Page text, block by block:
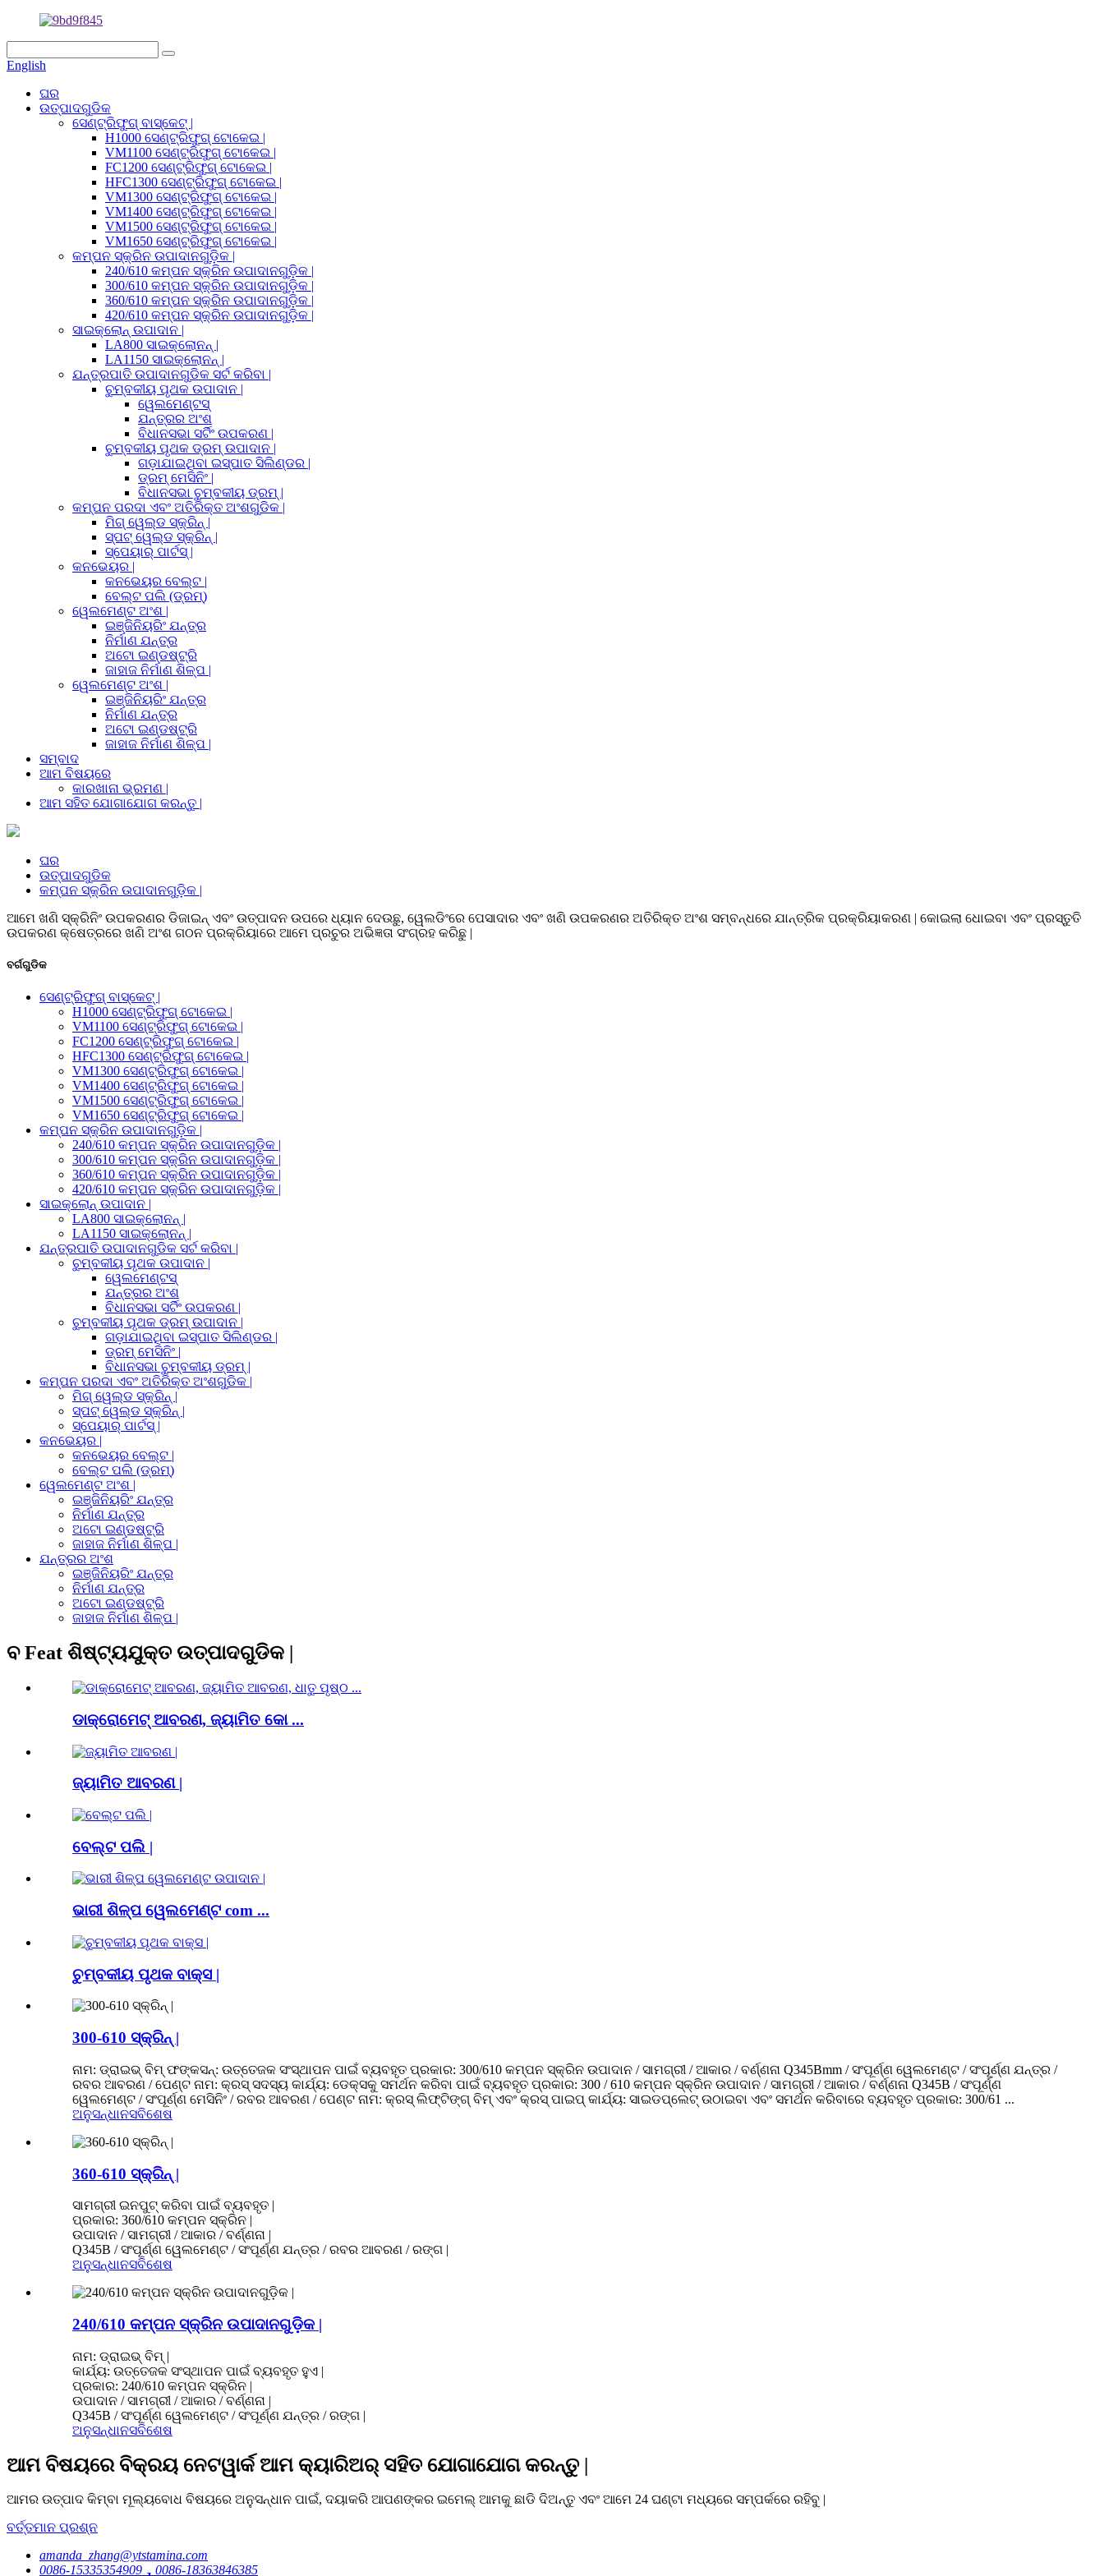
English
ଘର
ଉତ୍ପାଦଗୁଡିକ
ସେଣ୍ଟ୍ରିଫୁଗ୍ ବାସ୍କେଟ୍ |
H1000 ସେଣ୍ଟ୍ରିଫୁଗ୍ ଟୋକେଇ |
VM1100 ସେଣ୍ଟ୍ରିଫୁଗ୍ ଟୋକେଇ |
FC1200 ସେଣ୍ଟ୍ରିଫୁଗ୍ ଟୋକେଇ |
HFC1300 ସେଣ୍ଟ୍ରିଫୁଗ୍ ଟୋକେଇ |
VM1300 ସେଣ୍ଟ୍ରିଫୁଗ୍ ଟୋକେଇ |
VM1400 ସେଣ୍ଟ୍ରିଫୁଗ୍ ଟୋକେଇ |
VM1500 ସେଣ୍ଟ୍ରିଫୁଗ୍ ଟୋକେଇ |
VM1650 ସେଣ୍ଟ୍ରିଫୁଗ୍ ଟୋକେଇ |
କମ୍ପନ ସ୍କ୍ରିନ ଉପାଦାନଗୁଡ଼ିକ |
240/610 କମ୍ପନ ସ୍କ୍ରିନ ଉପାଦାନଗୁଡ଼ିକ |
300/610 କମ୍ପନ ସ୍କ୍ରିନ ଉପାଦାନଗୁଡ଼ିକ |
360/610 କମ୍ପନ ସ୍କ୍ରିନ ଉପାଦାନଗୁଡ଼ିକ |
420/610 କମ୍ପନ ସ୍କ୍ରିନ ଉପାଦାନଗୁଡ଼ିକ |
ସାଇକ୍ଲୋନ୍ ଉପାଦାନ |
LA800 ସାଇକ୍ଲୋନନ୍ |
LA1150 ସାଇକ୍ଲୋନନ୍ |
ଯନ୍ତ୍ରପାତି ଉପାଦାନଗୁଡିକ ସର୍ଟ କରିବା |
ଚୁମ୍ବକୀୟ ପୃଥକ ଉପାଦାନ |
ୱେଲମେଣ୍ଟସ୍
ଯନ୍ତ୍ରର ଅଂଶ
ବିଧାନସଭା ସର୍ଟିଂ ଉପକରଣ |
ଚୁମ୍ବକୀୟ ପୃଥକ ଡ୍ରମ୍ ଉପାଦାନ |
ଗଡ଼ାଯାଇଥିବା ଇସ୍ପାତ ସିଲିଣ୍ଡର |
ଡ୍ରମ୍ ମେସିନିଂ |
ବିଧାନସଭା ଚୁମ୍ବକୀୟ ଡ୍ରମ୍ |
କମ୍ପନ ପରଦା ଏବଂ ଅତିରିକ୍ତ ଅଂଶଗୁଡିକ |
ମିଗ୍ ୱେଲ୍ଡ ସ୍କ୍ରିନ୍ |
ସ୍ପଟ୍ ୱେଲ୍ଡ ସ୍କ୍ରିନ୍ |
ସ୍ପେୟାର୍ ପାର୍ଟସ୍ |
କନଭେୟର |
କନଭେୟର ବେଲ୍ଟ |
ବେଲ୍ଟ ପଲି (ଡ୍ରମ୍)
ୱେଲମେଣ୍ଟ ଅଂଶ |
ଇଞ୍ଜିନିୟରିଂ ଯନ୍ତ୍ର
ନିର୍ମାଣ ଯନ୍ତ୍ର
ଅଟୋ ଇଣ୍ଡଷ୍ଟ୍ରି
ଜାହାଜ ନିର୍ମାଣ ଶିଳ୍ପ |
ୱେଲମେଣ୍ଟ ଅଂଶ |
ଇଞ୍ଜିନିୟରିଂ ଯନ୍ତ୍ର
ନିର୍ମାଣ ଯନ୍ତ୍ର
ଅଟୋ ଇଣ୍ଡଷ୍ଟ୍ରି
ଜାହାଜ ନିର୍ମାଣ ଶିଳ୍ପ |
ସମ୍ବାଦ
ଆମ ବିଷୟରେ
କାରଖାନା ଭ୍ରମଣ |
ଆମ ସହିତ ଯୋଗାଯୋଗ କରନ୍ତୁ |
ଘର
ଉତ୍ପାଦଗୁଡିକ
କମ୍ପନ ସ୍କ୍ରିନ ଉପାଦାନଗୁଡ଼ିକ |
ଆମେ ଖଣି ସ୍କ୍ରିନିଂ ଉପକରଣର ଡିଜାଇନ୍ ଏବଂ ଉତ୍ପାଦନ ଉପରେ ଧ୍ୟାନ ଦେଉଛୁ, ୱେଲଡିଂରେ ପେସାଦାର ଏବଂ ଖଣି ଉପକରଣର ଅତିରିକ୍ତ ଅଂଶ ସମ୍ବନ୍ଧରେ ଯାନ୍ତ୍ରିକ ପ୍ରକ୍ରିୟାକରଣ | କୋଇଲା ଧୋଇବା ଏବଂ ପ୍ରସ୍ତୁତି
ଉପକରଣ କ୍ଷେତ୍ରରେ ଖଣି ଅଂଶ ଗଠନ ପ୍ରକ୍ରିୟାରେ ଆମେ ପ୍ରଚୁର ଅଭିଜ୍ଞତା ସଂଗ୍ରହ କରିଛୁ |
ବର୍ଗଗୁଡିକ
ସେଣ୍ଟ୍ରିଫୁଗ୍ ବାସ୍କେଟ୍ |
H1000 ସେଣ୍ଟ୍ରିଫୁଗ୍ ଟୋକେଇ |
VM1100 ସେଣ୍ଟ୍ରିଫୁଗ୍ ଟୋକେଇ |
FC1200 ସେଣ୍ଟ୍ରିଫୁଗ୍ ଟୋକେଇ |
HFC1300 ସେଣ୍ଟ୍ରିଫୁଗ୍ ଟୋକେଇ |
VM1300 ସେଣ୍ଟ୍ରିଫୁଗ୍ ଟୋକେଇ |
VM1400 ସେଣ୍ଟ୍ରିଫୁଗ୍ ଟୋକେଇ |
VM1500 ସେଣ୍ଟ୍ରିଫୁଗ୍ ଟୋକେଇ |
VM1650 ସେଣ୍ଟ୍ରିଫୁଗ୍ ଟୋକେଇ |
କମ୍ପନ ସ୍କ୍ରିନ ଉପାଦାନଗୁଡ଼ିକ |
240/610 କମ୍ପନ ସ୍କ୍ରିନ ଉପାଦାନଗୁଡ଼ିକ |
300/610 କମ୍ପନ ସ୍କ୍ରିନ ଉପାଦାନଗୁଡ଼ିକ |
360/610 କମ୍ପନ ସ୍କ୍ରିନ ଉପାଦାନଗୁଡ଼ିକ |
420/610 କମ୍ପନ ସ୍କ୍ରିନ ଉପାଦାନଗୁଡ଼ିକ |
ସାଇକ୍ଲୋନ୍ ଉପାଦାନ |
LA800 ସାଇକ୍ଲୋନନ୍ |
LA1150 ସାଇକ୍ଲୋନନ୍ |
ଯନ୍ତ୍ରପାତି ଉପାଦାନଗୁଡିକ ସର୍ଟ କରିବା |
ଚୁମ୍ବକୀୟ ପୃଥକ ଉପାଦାନ |
ୱେଲମେଣ୍ଟସ୍
ଯନ୍ତ୍ରର ଅଂଶ
ବିଧାନସଭା ସର୍ଟିଂ ଉପକରଣ |
ଚୁମ୍ବକୀୟ ପୃଥକ ଡ୍ରମ୍ ଉପାଦାନ |
ଗଡ଼ାଯାଇଥିବା ଇସ୍ପାତ ସିଲିଣ୍ଡର |
ଡ୍ରମ୍ ମେସିନିଂ |
ବିଧାନସଭା ଚୁମ୍ବକୀୟ ଡ୍ରମ୍ |
କମ୍ପନ ପରଦା ଏବଂ ଅତିରିକ୍ତ ଅଂଶଗୁଡିକ |
ମିଗ୍ ୱେଲ୍ଡ ସ୍କ୍ରିନ୍ |
ସ୍ପଟ୍ ୱେଲ୍ଡ ସ୍କ୍ରିନ୍ |
ସ୍ପେୟାର୍ ପାର୍ଟସ୍ |
କନଭେୟର |
କନଭେୟର ବେଲ୍ଟ |
ବେଲ୍ଟ ପଲି (ଡ୍ରମ୍)
ୱେଲମେଣ୍ଟ ଅଂଶ |
ଇଞ୍ଜିନିୟରିଂ ଯନ୍ତ୍ର
ନିର୍ମାଣ ଯନ୍ତ୍ର
ଅଟୋ ଇଣ୍ଡଷ୍ଟ୍ରି
ଜାହାଜ ନିର୍ମାଣ ଶିଳ୍ପ |
ଯନ୍ତ୍ରର ଅଂଶ
ଇଞ୍ଜିନିୟରିଂ ଯନ୍ତ୍ର
ନିର୍ମାଣ ଯନ୍ତ୍ର
ଅଟୋ ଇଣ୍ଡଷ୍ଟ୍ରି
ଜାହାଜ ନିର୍ମାଣ ଶିଳ୍ପ |
ବ Feat ଶିଷ୍ଟ୍ୟଯୁକ୍ତ ଉତ୍ପାଦଗୁଡିକ |
ଡାକ୍ରୋମେଟ୍ ଆବରଣ, ଜ୍ୟାମିତ କୋ ...
ଜ୍ୟାମିତ ଆବରଣ |
ବେଲ୍ଟ ପଲି |
ଭାରୀ ଶିଳ୍ପ ୱେଲମେଣ୍ଟ com ...
ଚୁମ୍ବକୀୟ ପୃଥକ ବାକ୍ସ |
300-610 ସ୍କ୍ରିନ୍ |
ନାମ: ଡ୍ରାଇଭ୍ ବିମ୍ ଫଙ୍କସନ୍: ଉତ୍ତେଜକ ସଂସ୍ଥାପନ ପାଇଁ ବ୍ୟବହୃତ ପ୍ରକାର: 300/610 କମ୍ପନ ସ୍କ୍ରିନ ଉପାଦାନ / ସାମଗ୍ରୀ / ଆକାର / ବର୍ଣ୍ଣନା Q345Bmm / ସଂପୂର୍ଣ୍ଣ ୱେଲମେଣ୍ଟ / ସଂପୂର୍ଣ୍ଣ ଯନ୍ତ୍ର /
ରବର ଆବରଣ / ପେଣ୍ଟ ନାମ: କ୍ରସ୍ ସଦସ୍ୟ କାର୍ଯ୍ୟ: ଡେକ୍ସକୁ ସମର୍ଥନ କରିବା ପାଇଁ ବ୍ୟବହୃତ ପ୍ରକାର: 300 / 610 କମ୍ପନ ସ୍କ୍ରିନ ଉପାଦାନ / ସାମଗ୍ରୀ / ଆକାର / ବର୍ଣ୍ଣନା Q345B / ସଂପୂର୍ଣ୍ଣ
ୱେଲମେଣ୍ଟ / ସଂପୂର୍ଣ୍ଣ ମେସିନିଂ / ରବର ଆବରଣ / ପେଣ୍ଟ ନାମ: କ୍ରସ୍ ଲିଫ୍ଟିଙ୍ଗ୍ ବିମ୍ ଏବଂ କ୍ରସ୍ ପାଇପ୍ କାର୍ଯ୍ୟ: ସାଇଡପ୍ଲେଟ୍ ଉଠାଇବା ଏବଂ ସମର୍ଥନ କରିବାରେ ବ୍ୟବହୃତ ପ୍ରକାର: 300/61 ...
ଅନୁସନ୍ଧାନସବିଶେଷ
360-610 ସ୍କ୍ରିନ୍ |
ସାମଗ୍ରୀ ଇନପୁଟ୍ କରିବା ପାଇଁ ବ୍ୟବହୃତ |
ପ୍ରକାର: 360/610 କମ୍ପନ ସ୍କ୍ରିନ |
ଉପାଦାନ / ସାମଗ୍ରୀ / ଆକାର / ବର୍ଣ୍ଣନା |
Q345B / ସଂପୂର୍ଣ୍ଣ ୱେଲମେଣ୍ଟ / ସଂପୂର୍ଣ୍ଣ ଯନ୍ତ୍ର / ରବର ଆବରଣ / ରଙ୍ଗ |
ଅନୁସନ୍ଧାନସବିଶେଷ
240/610 କମ୍ପନ ସ୍କ୍ରିନ ଉପାଦାନଗୁଡ଼ିକ |
ନାମ: ଡ୍ରାଇଭ୍ ବିମ୍ |
କାର୍ଯ୍ୟ: ଉତ୍ତେଜକ ସଂସ୍ଥାପନ ପାଇଁ ବ୍ୟବହୃତ ହୁଏ |
ପ୍ରକାର: 240/610 କମ୍ପନ ସ୍କ୍ରିନ |
ଉପାଦାନ / ସାମଗ୍ରୀ / ଆକାର / ବର୍ଣ୍ଣନା |
Q345B / ସଂପୂର୍ଣ୍ଣ ୱେଲମେଣ୍ଟ / ସଂପୂର୍ଣ୍ଣ ଯନ୍ତ୍ର / ରଙ୍ଗ |
ଅନୁସନ୍ଧାନସବିଶେଷ
ଆମ ବିଷୟରେ ବିକ୍ରୟ ନେଟୱାର୍କ ଆମ କ୍ୟାରିଅର୍ ସହିତ ଯୋଗାଯୋଗ କରନ୍ତୁ |
ଆମର ଉତ୍ପାଦ କିମ୍ବା ମୂଲ୍ୟବୋଧ ବିଷୟରେ ଅନୁସନ୍ଧାନ ପାଇଁ, ଦୟାକରି ଆପଣଙ୍କର ଇମେଲ୍ ଆମକୁ ଛାଡି ଦିଅନ୍ତୁ ଏବଂ ଆମେ 24 ଘଣ୍ଟା ମଧ୍ୟରେ ସମ୍ପର୍କରେ ରହିବୁ |
ବର୍ତ୍ତମାନ ପ୍ରଶ୍ନ
amanda_zhang@ytstamina.com
0086-15335354909，0086-18363846385